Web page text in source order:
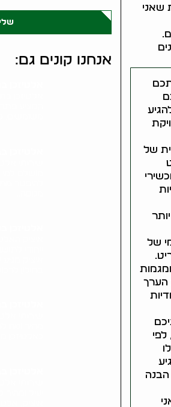
שאני
של
של
הערך
אנחנו קונים גם:
שירותי
יעיל